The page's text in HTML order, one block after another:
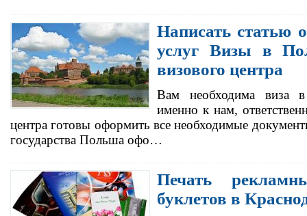
Написать статью
услуг Визы в
визового центра
Вам необходима виза
именно к нам,
центра готовы оформить все необходимые
государства Польша офо…
Печать
буклетов в